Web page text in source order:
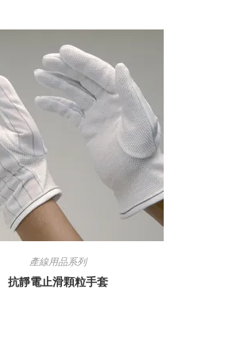
產線用品系列
抗靜電止滑顆粒手套